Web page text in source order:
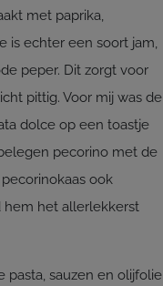
met paprika,
is echter een soort jam,
peper. Dit zorgt voor
pittig. Voor mij was de
dolce op een toastje
pecorino met de
ook
hem het allerlekkerst
pasta, sauzen en olijfolie